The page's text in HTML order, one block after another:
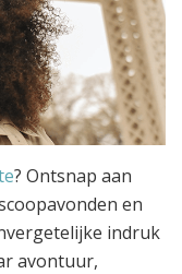
? Ontsnap aan
en
indruk
avontuur,